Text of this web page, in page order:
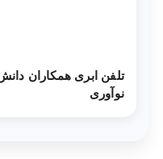
تلفن ابری همکاران
نوآوری